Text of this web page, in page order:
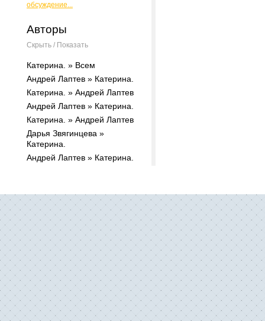
обсуждение...
Авторы
Скрыть / Показать
Катерина. » Всем
Андрей Лаптев » Катерина.
Катерина. » Андрей Лаптев
Андрей Лаптев » Катерина.
Катерина. » Андрей Лаптев
Дарья Звягинцева »
Катерина.
Андрей Лаптев » Катерина.